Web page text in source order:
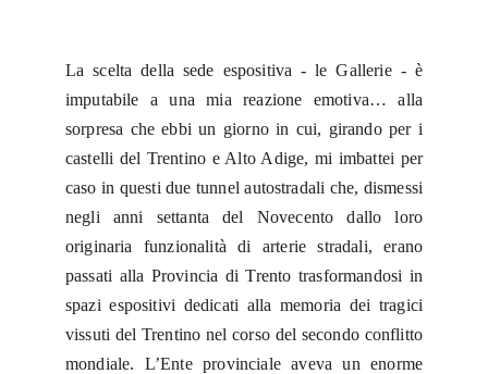
La scelta della sede espositiva - le Gallerie - è
imputabile a una mia reazione emotiva… alla
sorpresa che ebbi un giorno in cui, girando per i
castelli del Trentino e Alto Adige, mi imbattei per
caso in questi due tunnel autostradali che, dismessi
negli anni settanta del Novecento dallo loro
originaria funzionalità di arterie stradali, erano
passati alla Provincia di Trento trasformandosi in
spazi espositivi dedicati alla memoria dei tragici
vissuti del Trentino nel corso del secondo conflitto
mondiale. L’Ente provinciale aveva un enorme